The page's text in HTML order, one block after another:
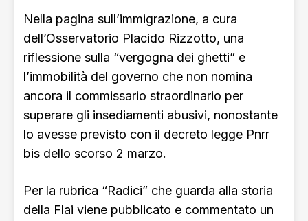
Nella pagina sull’immigrazione, a cura
dell’Osservatorio Placido Rizzotto, una
riflessione sulla “vergogna dei ghetti” e
l’immobilità del governo che non nomina
ancora il commissario straordinario per
superare gli insediamenti abusivi, nonostante
lo avesse previsto con il decreto legge Pnrr
bis dello scorso 2 marzo.
Per la rubrica “Radici” che guarda alla storia
della Flai viene pubblicato e commentato un